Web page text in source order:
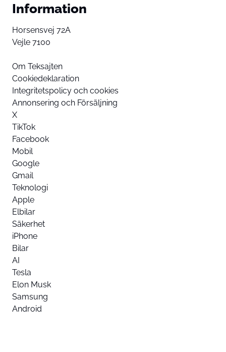
Information
Horsensvej 72A
Vejle 7100
Om Teksajten
Cookiedeklaration
Integritetspolicy och cookies
Annonsering och Försäljning
X
TikTok
Facebook
Mobil
Google
Gmail
Teknologi
Apple
Elbilar
Säkerhet
iPhone
Bilar
AI
Tesla
Elon Musk
Samsung
Android